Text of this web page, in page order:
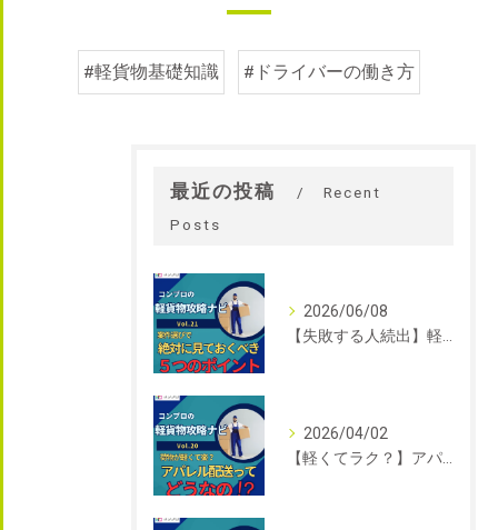
#軽貨物基礎知識 #ドライバーの働き方
最近の投稿
Recent
Posts
2026/06/08
2026/04/02